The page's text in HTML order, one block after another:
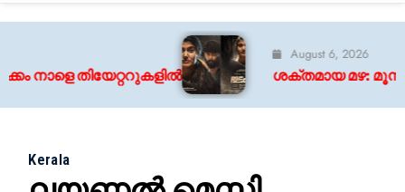
തിയേറ്ററുകളിൽ
August 6, 2026
ശക്തമായ മഴ: മൂന്ന്
Kerala